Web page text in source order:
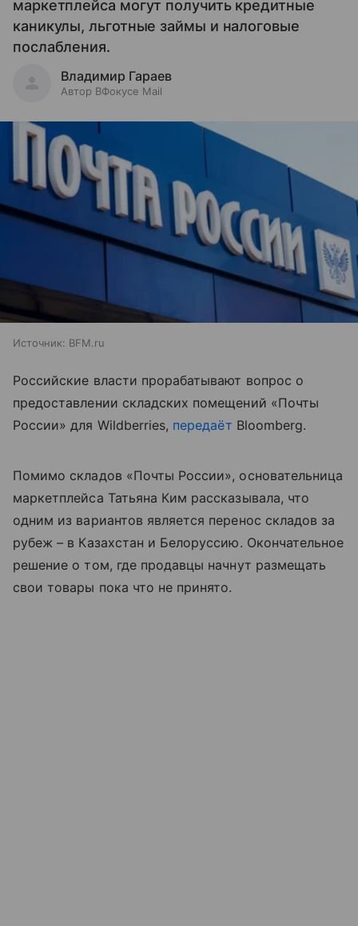
маркетплейса могут получить кредитные
каникулы, льготные займы и налоговые
послабления.
Владимир Гараев
Автор ВФокусе Mail
Источник: BFM.ru
Российские власти прорабатывают вопрос о
предоставлении складских помещений «Почты
России» для Wildberries, передаёт Bloomberg.
Помимо складов «Почты России», основательница
маркетплейса Татьяна Ким рассказывала, что
одним из вариантов является перенос складов за
рубеж – в Казахстан и Белоруссию. Окончательное
решение о том, где продавцы начнут размещать
свои товары пока что не принято.